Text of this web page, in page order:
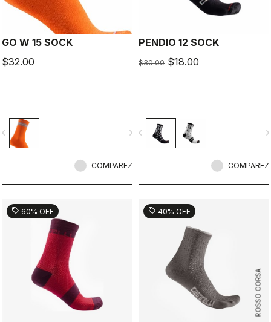
GO W 15 SOCK
$32.00
navigate_next
COMPAREZ
PENDIO 12 SOCK
$30.00 $18.00
navigate_before
COMPAREZ
sell 60% OFF
ROSSO CORSA
sell 40% OFF